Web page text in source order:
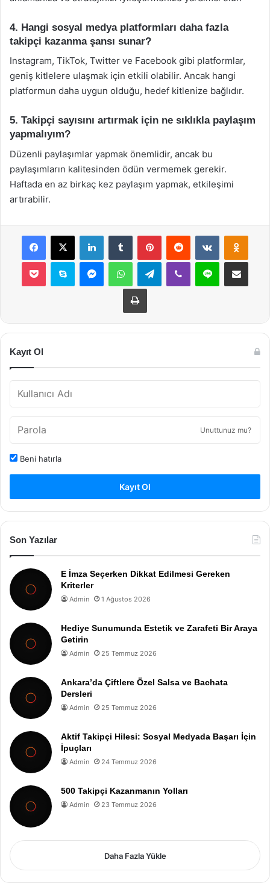
4. Hangi sosyal medya platformları daha fazla
takipçi kazanma şansı sunar?
Instagram, TikTok, Twitter ve Facebook gibi platformlar,
geniş kitlelere ulaşmak için etkili olabilir. Ancak hangi
platformun daha uygun olduğu, hedef kitlenize bağlıdır.
5. Takipçi sayısını artırmak için ne sıklıkla paylaşım
yapmalıyım?
Düzenli paylaşımlar yapmak önemlidir, ancak bu
paylaşımların kalitesinden ödün vermemek gerekir.
Haftada en az birkaç kez paylaşım yapmak, etkileşimi
artırabilir.
Facebook
X LinkedInTumblr PinterestReddit VKontakte
Pocket Skype MessengerWhatsAppTelegramViber Line E-Posta ile
Yazdır
Kayıt Ol
Unuttunuz mu?
Beni hatırla
Kayıt Ol
Son Yazılar
E İmza Seçerken Dikkat Edilmesi Gereken
Kriterler
Admin 1 Ağustos 2026
Hediye Sunumunda Estetik ve Zarafeti Bir Araya
Getirin
Admin 25 Temmuz 2026
Ankara’da Çiftlere Özel Salsa ve Bachata
Dersleri
Admin 25 Temmuz 2026
Aktif Takipçi Hilesi: Sosyal Medyada Başarı İçin
İpuçları
Admin 24 Temmuz 2026
500 Takipçi Kazanmanın Yolları
Admin 23 Temmuz 2026
Daha Fazla Yükle